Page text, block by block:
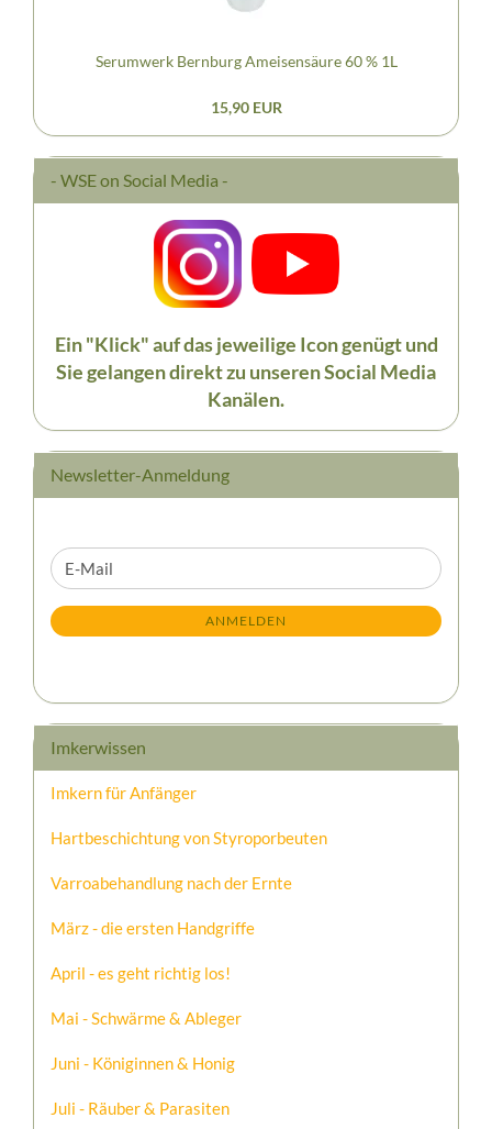
Serumwerk Bernburg Ameisensäure 60 % 1L
15,90 EUR
- WSE on Social Media -
Ein "Klick" auf das jeweilige Icon genügt und
Sie gelangen direkt zu unseren Social Media
Kanälen.
Newsletter-Anmeldung
WEITER
ZUR
NEWSLETTER-
ANMELDUNG
E-
Mail
ANMELDEN
Imkerwissen
Imkern für Anfänger
Hartbeschichtung von Styroporbeuten
Varroabehandlung nach der Ernte
März - die ersten Handgriffe
April - es geht richtig los!
Mai - Schwärme & Ableger
Juni - Königinnen & Honig
Juli - Räuber & Parasiten